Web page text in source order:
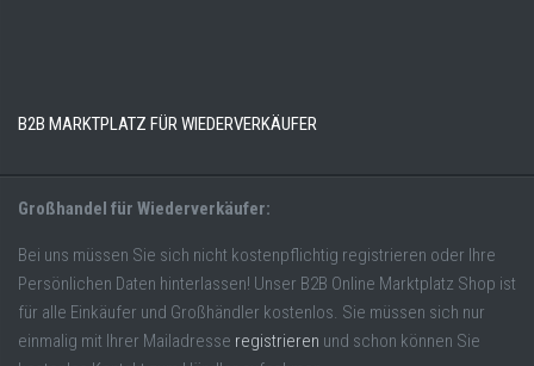
B2B MARKTPLATZ FÜR WIEDERVERKÄUFER
Großhandel für Wiederverkäufer:
Bei uns müssen Sie sich nicht kostenpflichtig registrieren oder Ihre
Persönlichen Daten hinterlassen! Unser B2B Online Marktplatz Shop ist
für alle Einkäufer und Großhändler kostenlos. Sie müssen sich nur
einmalig mit Ihrer Mailadresse registrieren und schon können Sie